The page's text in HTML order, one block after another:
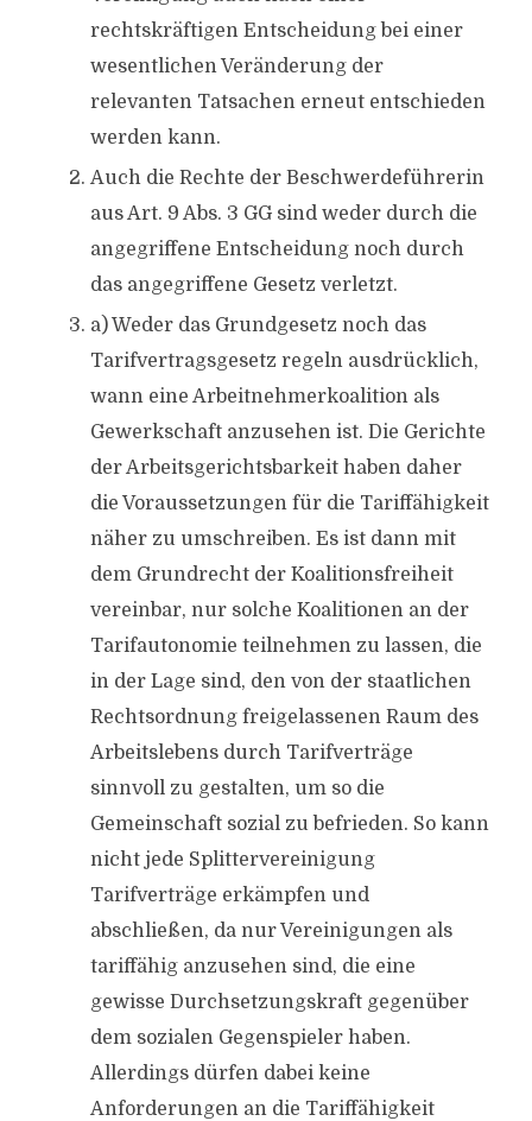
rechtskräftigen Entscheidung bei einer
wesentlichen Veränderung der
relevanten Tatsachen erneut entschieden
werden kann.
Auch die Rechte der Beschwerdeführerin
aus Art. 9 Abs. 3 GG sind weder durch die
angegriffene Entscheidung noch durch
das angegriffene Gesetz verletzt.
a) Weder das Grundgesetz noch das
Tarifvertragsgesetz regeln ausdrücklich,
wann eine Arbeitnehmerkoalition als
Gewerkschaft anzusehen ist. Die Gerichte
der Arbeitsgerichtsbarkeit haben daher
die Voraussetzungen für die Tariffähigkeit
näher zu umschreiben. Es ist dann mit
dem Grundrecht der Koalitionsfreiheit
vereinbar, nur solche Koalitionen an der
Tarifautonomie teilnehmen zu lassen, die
in der Lage sind, den von der staatlichen
Rechtsordnung freigelassenen Raum des
Arbeitslebens durch Tarifverträge
sinnvoll zu gestalten, um so die
Gemeinschaft sozial zu befrieden. So kann
nicht jede Splittervereinigung
Tarifverträge erkämpfen und
abschließen, da nur Vereinigungen als
tariffähig anzusehen sind, die eine
gewisse Durchsetzungskraft gegenüber
dem sozialen Gegenspieler haben.
Allerdings dürfen dabei keine
Anforderungen an die Tariffähigkeit